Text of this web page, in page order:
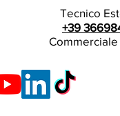
Tecnico
+39
Commerciale